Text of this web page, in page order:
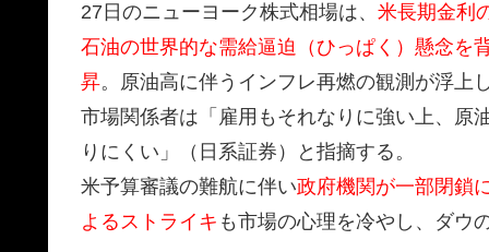
27日のニューヨーク株式相場は、 米長期金利
石油の世界的な需給逼迫（ひっぱく）懸念を
昇。原油高に伴うインフレ再燃の観測が浮上
市場関係者は「雇用もそれなりに強い上、原
りにくい」（日系証券）と指摘する。
米予算審議の難航に伴い政府機関が一部閉鎖
よるストライキ も市場の心理を冷やし、ダウ